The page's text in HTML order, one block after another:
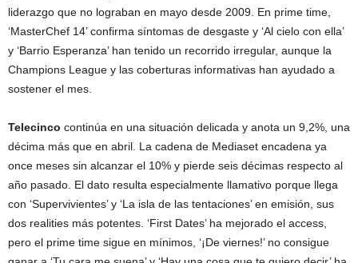
liderazgo que no lograban en mayo desde 2009. En prime time,
‘MasterChef 14’ confirma síntomas de desgaste y ‘Al cielo con ella’
y ‘Barrio Esperanza’ han tenido un recorrido irregular, aunque la
Champions League y las coberturas informativas han ayudado a
sostener el mes.
Telecinco continúa en una situación delicada y anota un 9,2%, una
décima más que en abril. La cadena de Mediaset encadena ya
once meses sin alcanzar el 10% y pierde seis décimas respecto al
año pasado. El dato resulta especialmente llamativo porque llega
con ‘Supervivientes’ y ‘La isla de las tentaciones’ en emisión, sus
dos realities más potentes. ‘First Dates’ ha mejorado el access,
pero el prime time sigue en mínimos, ‘¡De viernes!’ no consigue